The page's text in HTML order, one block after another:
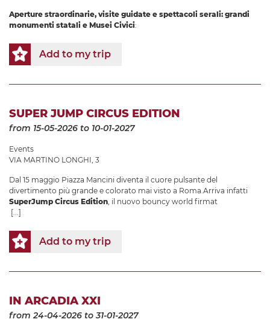
Aperture straordinarie, visite guidate e spettacoli serali: grandi
monumenti statali e Musei Civici:
Add to my trip
SUPER JUMP CIRCUS EDITION
from 15-05-2026 to 10-01-2027
Events
VIA MARTINO LONGHI, 3
Dal 15 maggio Piazza Mancini diventa il cuore pulsante del
divertimento più grande e colorato mai visto a Roma.Arriva infatti
SuperJump Circus Edition, il nuovo bouncy world firmat
[...]
Add to my trip
IN ARCADIA XXI
from 24-04-2026 to 31-01-2027